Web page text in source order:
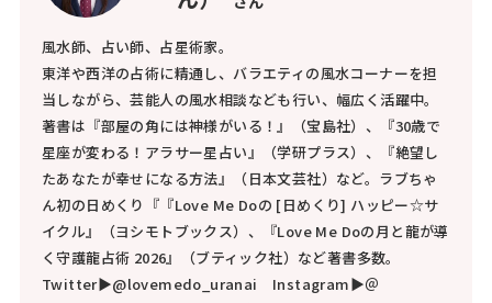
風水師、占い師、占星術家。
東洋や西洋の占術に精通し、バラエティの風水コーナーを担
当しながら、芸能人の風水相談なども行い、幅広く活躍中。
著書は『部屋の角には神様がいる！』（宝島社）、『30歳で
星座が変わる！アラサー星占い』（学研プラス）、『絶望し
たあなたが幸せになる方法』（日本文芸社）など。ラブちゃ
ん初の日めくり『『Love Me Doの [日めくり] ハッピー☆サ
イクル』（ヨシモトブックス）、『Love Me Doの月と龍が導
く守護龍占術 2026』（ブティック社）など著書多数。
Twitter▶@lovemedo_uranai Instagram▶＠